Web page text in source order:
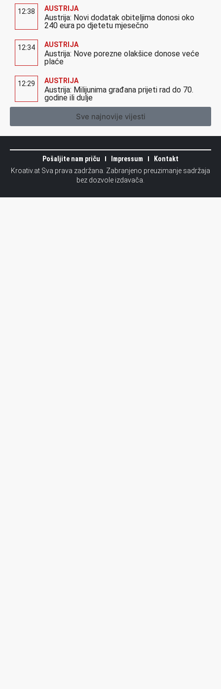
12:38 AUSTRIJA
Austrija: Novi dodatak obiteljima donosi oko
240 eura po djetetu mjesečno
12:34 AUSTRIJA
Austrija: Nove porezne olakšice donose veće
plaće
12:29 AUSTRIJA
Austrija: Milijunima građana prijeti rad do 70.
godine ili dulje
Sve najnovije vijesti
Pošaljite nam priču Impressum
Kontakt
Kroativ.at Sva prava zadržana. Zabranjeno preuzimanje sadržaja
bez dozvole izdavača.